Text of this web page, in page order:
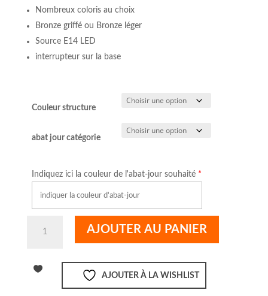
Nombreux coloris au choix
Bronze griffé ou Bronze léger
Source E14 LED
interrupteur sur la base
Couleur structure
abat jour catégorie
Indiquez ici la couleur de l'abat-jour souhaité *
Davidts
AJOUTER AU PANIER
AJOUTER À LA WISHLIST